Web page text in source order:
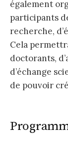
également
participants
recherche,
Cela
doctorants,
d’échange
de pouvoir